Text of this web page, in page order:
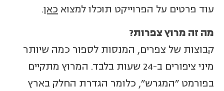
עוד פרטים על הפרוייקט תוכלו למצוא כאן.
מה זה מרוץ צפרות?
קבוצות של צפרים, המנסות לספור כמה שיותר
מיני ציפורים ב-24 שעות בלבד. המרוץ מתקיים
בפורמט "המגרש", כלומר הגדרת החלק בארץ